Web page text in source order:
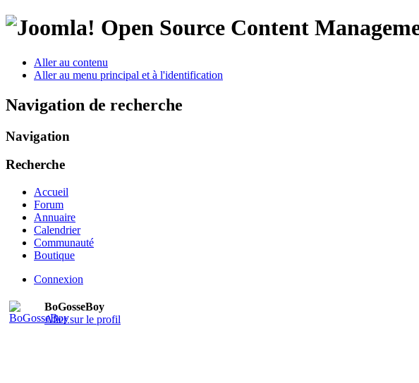
Open Source Content
Aller au contenu
Aller au menu principal et à l'identification
Navigation de recherche
Navigation
Recherche
Accueil
Forum
Annuaire
Calendrier
Communauté
Boutique
Connexion
BoGosseBoy
Aller sur le profil